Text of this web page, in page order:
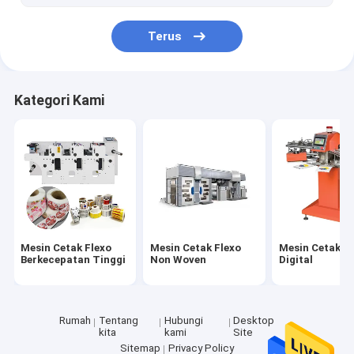
Mesin Penggulung Menggorok
mesin emboss
Terus
Kategori Kami
Mesin Cetak Flexo
Berkecepatan Tinggi
Mesin Cetak Flexo
Non Woven
Mesin Cetak
Digital
Rumah
Tentang
kita
Hubungi
kami
Desktop
Site
Sitemap
Privacy Policy